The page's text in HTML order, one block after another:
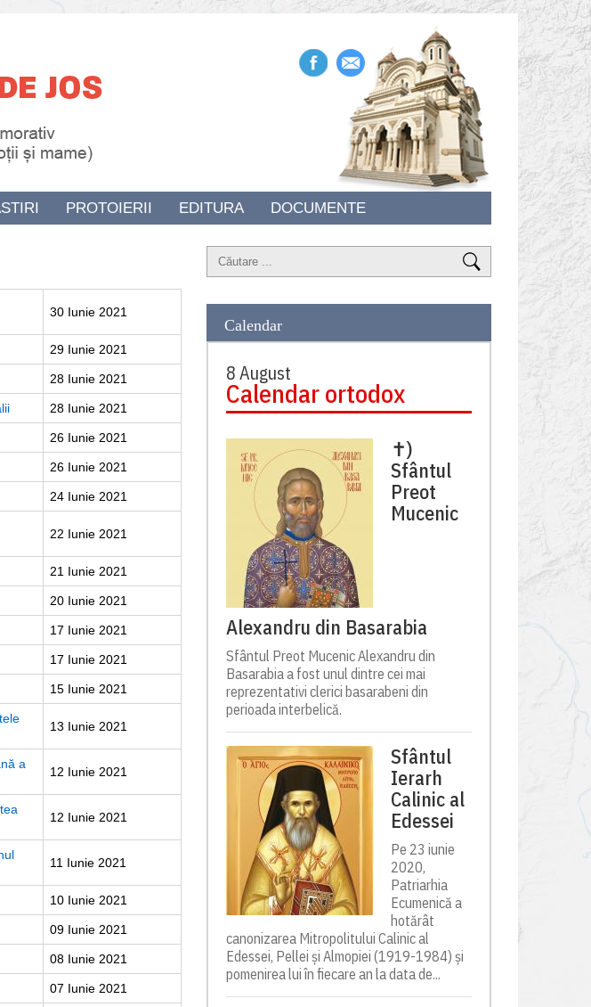
PROTOIERII EDITURA DOCUMENTE
30 Iunie 2021
29 Iunie 2021
28 Iunie 2021
28 Iunie 2021
26 Iunie 2021
26 Iunie 2021
24 Iunie 2021
22 Iunie 2021
21 Iunie 2021
20 Iunie 2021
17 Iunie 2021
17 Iunie 2021
15 Iunie 2021
13 Iunie 2021
a
12 Iunie 2021
12 Iunie 2021
11 Iunie 2021
10 Iunie 2021
09 Iunie 2021
08 Iunie 2021
07 Iunie 2021
Calendar
8 August
Calendar ortodox
✝)
Sfântul
Preot
Mucenic
Alexandru din Basarabia
Sfântul Preot Mucenic Alexandru din
Basarabia a fost unul dintre cei mai
reprezentativi clerici basarabeni din
perioada interbelică.
Sfântul
Ierarh
Calinic al
Edessei
Pe 23 iunie
2020,
Patriarhia
Ecumenică a
hotărât
canonizarea Mitropolitului Calinic al
Edessei, Pellei și Almopiei (1919-1984) și
pomenirea lui în fiecare an la data de...